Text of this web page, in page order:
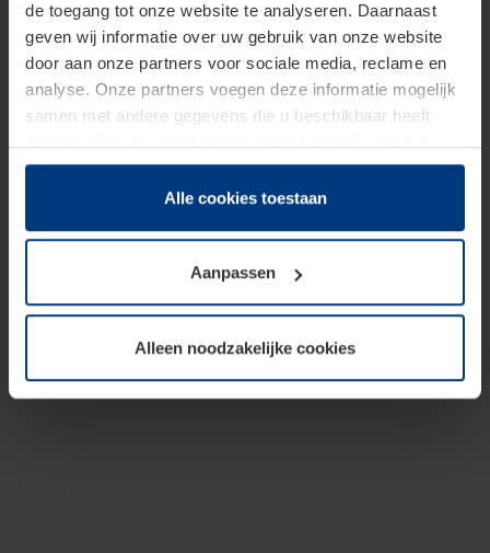
de toegang tot onze website te analyseren. Daarnaast
geven wij informatie over uw gebruik van onze website
door aan onze partners voor sociale media, reclame en
analyse. Onze partners voegen deze informatie mogelijk
samen met andere gegevens die u beschikbaar heeft
dienstverlening hebben verzameld.
Juridisch zijn wij gerechtigd om cookies op uw computer
onze pagina's absoluut noodzakelijk is. Voor alle andere
soorten cookies is uw toestemming vereist. Uw
toestemming kunt u op elk moment bij de uitleg van de
wijzigen of herroepen.
Alle cookies toestaan
Aanpassen
Alleen noodzakelijke cookies